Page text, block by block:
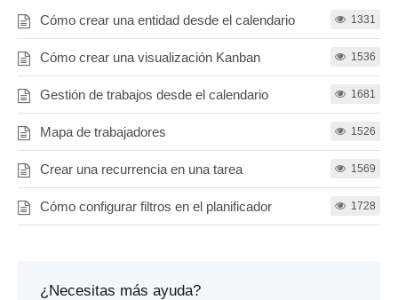
Cómo crear una entidad desde el calendario 1331
Cómo crear una visualización Kanban 1536
Gestión de trabajos desde el calendario 1681
Mapa de trabajadores 1526
Crear una recurrencia en una tarea 1569
Cómo configurar filtros en el planificador 1728
¿Necesitas más ayuda?